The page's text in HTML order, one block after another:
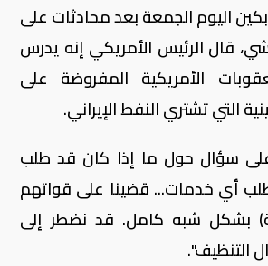
اليوم الجمعة بعد محادثات على
‌قال الرئيس الأمريكي إنه يدرس
الأمريكية المفروضة على
التي تشتري النفط الإيراني.
سؤال حول ما إذا كان قد طلب
أي خدمات... قضينا على قواتهم
بشكل شبه كامل. قد نضطر إلى
التنظيف".